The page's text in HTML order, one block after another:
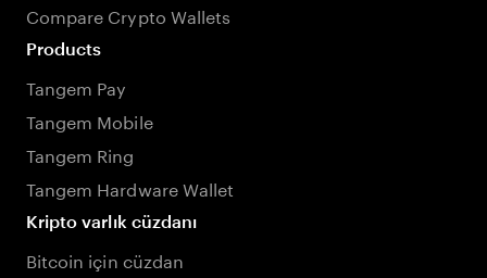
Compare Crypto Wallets
Products
Tangem Pay
Tangem Mobile
Tangem Ring
Tangem Hardware Wallet
Kripto varlık cüzdanı
Bitcoin için cüzdan